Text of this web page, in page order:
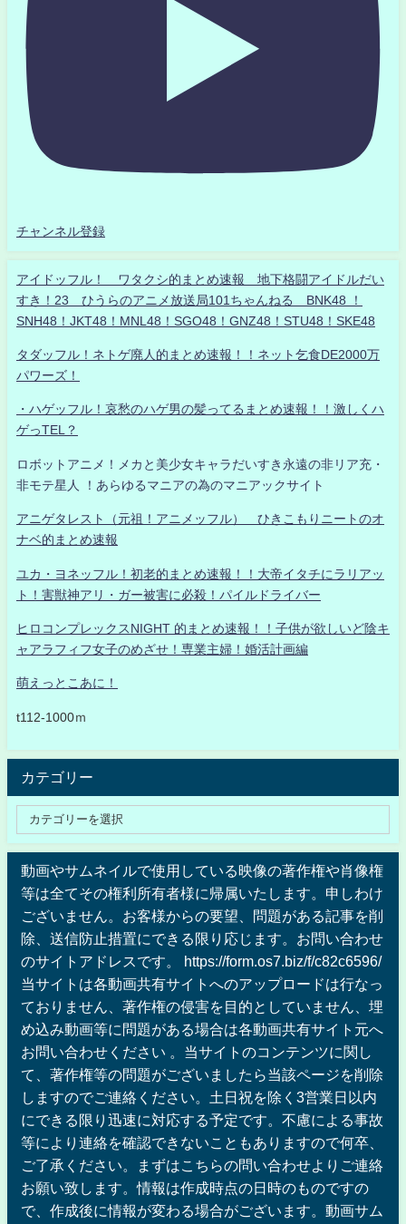
チャンネル登録
アイドッフル！ ワタクシ的まとめ速報 地下格闘アイドルだい
すき！23 ひうらのアニメ放送局101ちゃんねる BNK48 ！
SNH48！JKT48！MNL48！SGO48！GNZ48！STU48！SKE48
タダッフル！ネトゲ廃人的まとめ速報！！ネット乞食DE2000万
パワーズ！
・ハゲッフル！哀愁のハゲ男の髪ってるまとめ速報！！激しくハ
ゲっTEL？
ロボットアニメ！メカと美少女キャラだいすき永遠の非リア充・
非モテ星人 ！あらゆるマニアの為のマニアックサイト
アニゲタレスト（元祖！アニメッフル） ひきこもりニートのオ
ナベ的まとめ速報
ユカ・ヨネッフル！初老的まとめ速報！！大帝イタチにラリアッ
ト！害獣神アリ・ガー被害に必殺！パイルドライバー
ヒロコンプレックスNIGHT 的まとめ速報！！子供が欲しいど陰キ
ャアラフィフ女子のめざせ！専業主婦！婚活計画編
萌えっとこあに！
t112-1000ｍ
カテゴリー
動画やサムネイルで使用している映像の著作権や肖像権
等は全てその権利所有者様に帰属いたします。申しわけ
ございません。お客様からの要望、問題がある記事を削
除、送信防止措置にできる限り応じます。お問い合わせ
のサイトアドレスです。 https://form.os7.biz/f/c82c6596/
当サイトは各動画共有サイトへのアップロードは行なっ
ておりません、著作権の侵害を目的としていません、埋
め込み動画等に問題がある場合は各動画共有サイト元へ
お問い合わせください 。当サイトのコンテンツに関し
て、著作権等の問題がございましたら当該ページを削除
しますのでご連絡ください。土日祝を除く3営業日以内
にできる限り迅速に対応する予定です。不慮による事故
等により連絡を確認できないこともありますので何卒、
ご了承ください。まずはこちらの問い合わせよりご連絡
お願い致します。情報は作成時点の日時のものですの
で、作成後に情報が変わる場合がございます。動画サム